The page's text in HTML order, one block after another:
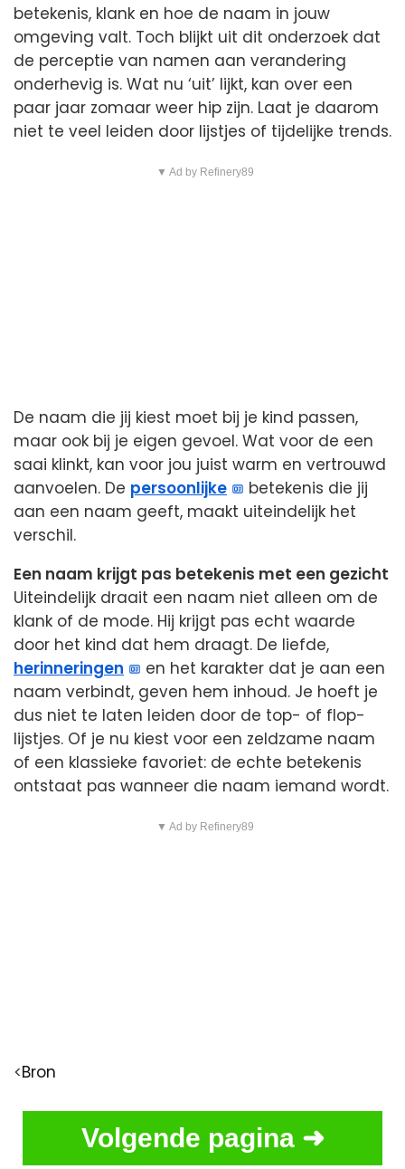
betekenis, klank en hoe de naam in jouw
omgeving valt. Toch blijkt uit dit onderzoek dat
de perceptie van namen aan verandering
onderhevig is. Wat nu ‘uit’ lijkt, kan over een
paar jaar zomaar weer hip zijn. Laat je daarom
niet te veel leiden door lijstjes of tijdelijke trends.
▼ Ad by Refinery89
De naam die jij kiest moet bij je kind passen,
maar ook bij je eigen gevoel. Wat voor de een
saai klinkt, kan voor jou juist warm en vertrouwd
aanvoelen. De persoonlijke
betekenis die jij
aan een naam geeft, maakt uiteindelijk het
verschil.
Een naam krijgt pas betekenis met een gezicht
Uiteindelijk draait een naam niet alleen om de
klank of de mode. Hij krijgt pas echt waarde
door het kind dat hem draagt. De liefde,
herinneringen
en het karakter dat je aan een
naam verbindt, geven hem inhoud. Je hoeft je
dus niet te laten leiden door de top- of flop-
lijstjes. Of je nu kiest voor een zeldzame naam
of een klassieke favoriet: de echte betekenis
ontstaat pas wanneer die naam iemand wordt.
▼ Ad by Refinery89
<Bron
Volgende pagina ➜